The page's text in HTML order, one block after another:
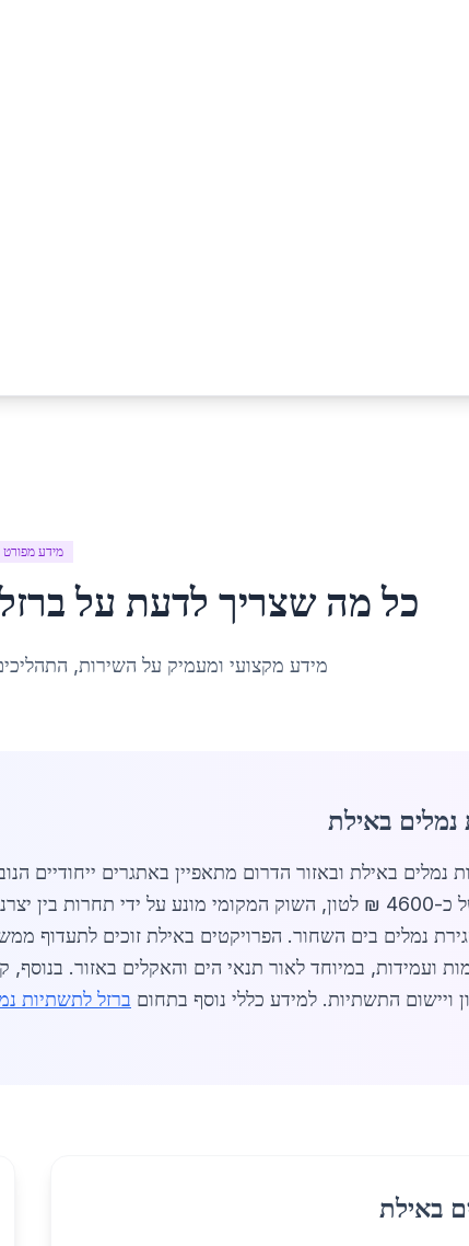
מידע מפורט
כל מה שצריך לדעת על
מידע מקצועי ומעמיק על השירות,
נמלים באילת
נמלים באילת ובאזור הדרום מתאפיין באתגרים ייחודיים
עם מחיר ממוצע של כ-4600 ₪ לטון, השוק המקומי מונע על
סגירת נמלים בים השחור. הפרויקטים באילת זוכים
ועמידות, במיוחד לאור תנאי הים והאקלים באזור.
ויישום התשתיות. למידע כללי נוסף בתחום ברזל לתשתיות
באילת